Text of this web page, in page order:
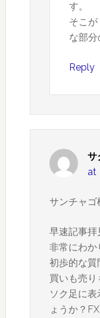
す。
そこ
な部分
Reply
サ
at
サンチャゴ
早速記事拝
非常にわか
初歩的な質
買いも売
ソク足に
ょうか？